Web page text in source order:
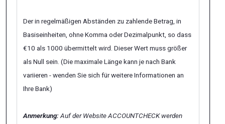
Der in regelmäßigen Abständen zu zahlende Betrag, in
Basiseinheiten, ohne Komma oder Dezimalpunkt, so dass
€10 als 1000 übermittelt wird. Dieser Wert muss größer
als Null sein. (Die maximale Länge kann je nach Bank
variieren - wenden Sie sich für weitere Informationen an
Ihre Bank)
Anmerkung:Auf der Website ACCOUNTCHECK werden